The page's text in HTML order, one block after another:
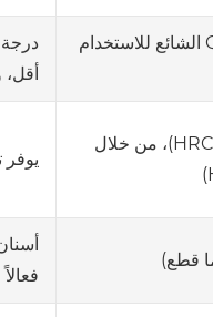
Q5 إلى Q15 (Q8-Q10 الشائع للاستخدام
درجة
أقل،
الهيكل مقوى (HRC 55-62)، من خلال
قطع)